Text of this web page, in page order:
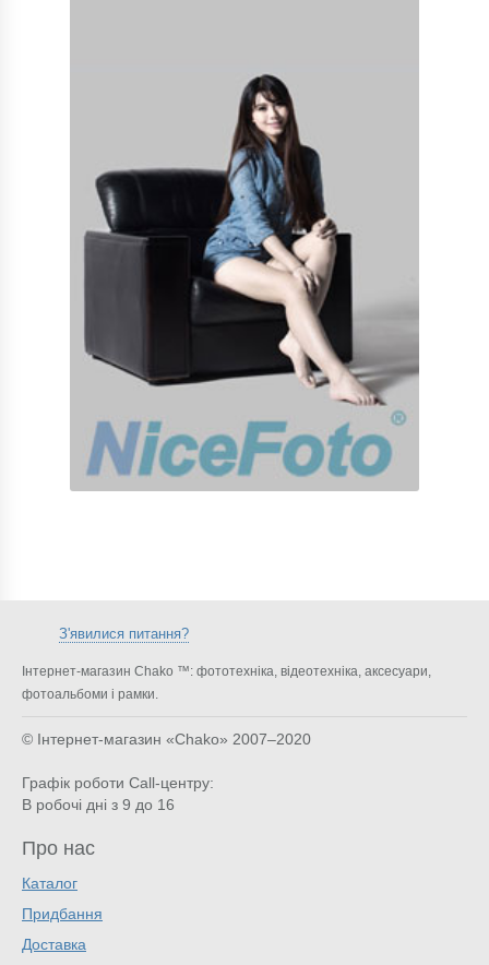
З'явилися питання?
Інтернет-магазин Chako ™: фототехніка, відеотехніка, аксесуари,
фотоальбоми і рамки.
© Інтернет-магазин «Chako» 2007–2020
Графік роботи Call-центру:
В робочі дні з 9 до 16
Про нас
Каталог
Придбання
Доставка